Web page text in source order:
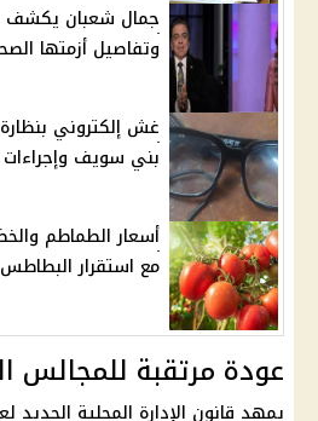
جمال شعبان يكشف
وتفاصيل أزمتها
غش إلكتروني
بني سويف
أسعار الطماطم
مع استقرار
عودة مرتقبة للمجالس
يمهد قانون الإدارة المحلية الجديد